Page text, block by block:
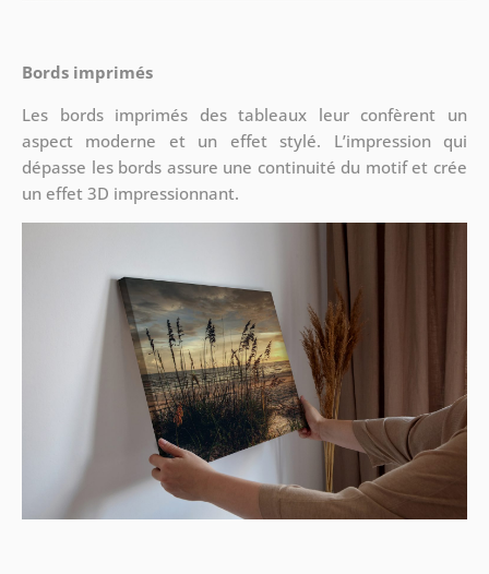
Bords imprimés
Les bords imprimés des tableaux leur confèrent un
aspect moderne et un effet stylé. L’impression qui
dépasse les bords assure une continuité du motif et crée
un effet 3D impressionnant.